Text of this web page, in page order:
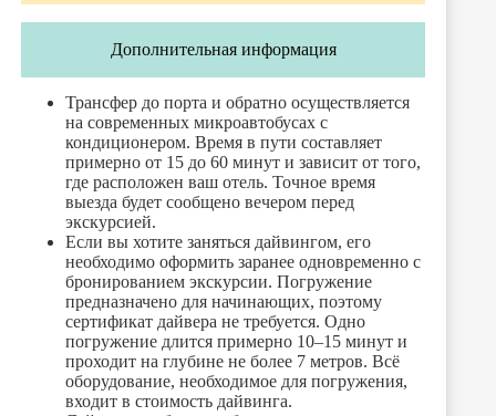
Дополнительная информация
Трансфер до порта и обратно осуществляется
на современных микроавтобусах с
кондиционером. Время в пути составляет
примерно от 15 до 60 минут и зависит от того,
где расположен ваш отель. Точное время
выезда будет сообщено вечером перед
экскурсией.
Если вы хотите заняться дайвингом, его
необходимо оформить заранее одновременно с
бронированием экскурсии. Погружение
предназначено для начинающих, поэтому
сертификат дайвера не требуется. Одно
погружение длится примерно 10–15 минут и
проходит на глубине не более 7 метров. Всё
оборудование, необходимое для погружения,
входит в стоимость дайвинга.